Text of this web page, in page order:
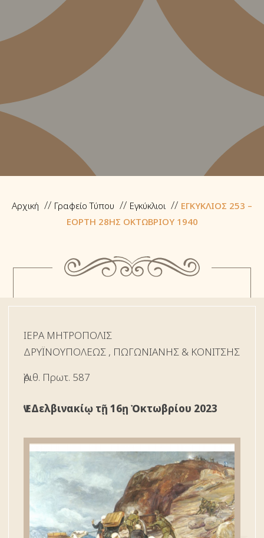
Αρχική Γραφείο Τύπου Εγκύκλιοι
ΕΓΚΥΚΛΙΟΣ 253 –
ΕΟΡΤΗ 28ΗΣ ΟΚΤΩΒΡΙΟΥ 1940
ΙΕΡΑ ΜΗΤΡΟΠΟΛΙΣ
ΔΡYΪΝΟΥΠΟΛΕΩΣ , ΠΩΓΩΝΙΑΝΗΣ & ΚΟΝΙΤΣΗΣ
Ἀριθ. Πρωτ. 587
Ἐν Δελβινακίῳ τῇ 16ῃ Ὀκτωβρίου 2023